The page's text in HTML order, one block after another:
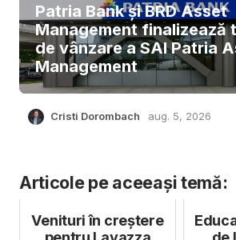
Patria Bank și BRD Asset
Management finalizează
de vânzare a SAI Patria
Management
Cristi Dorombach aug. 5, 2026
Articole pe aceeași temă:
Venituri în creștere